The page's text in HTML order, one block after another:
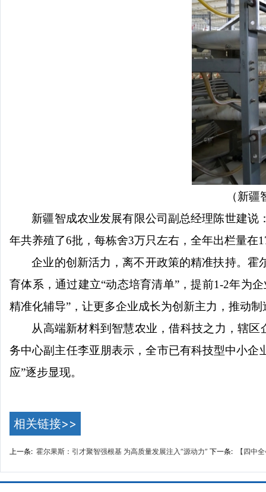
（新
新疆智成农业发展有限公司副总经理陈世建说
年共养殖了6批，每栋舍3万只左右，全年出栏量在
企业的创新活力，离不开政策的精准扶持。霍
育体系，通过建立“动态培育清单”，提前1-2年为
精准化辅导”，让更多企业成长为创新主力，推动
从高端新材料到智慧农业，借科技之力，辖区
务中心副主任李亚朋表示，全市已有科技型中小企
应”逐步显现。
相关链接>>
上一条: 霍尔果斯：引才聚智强根基 为高质量发展注入“源动力” 下一条: 【四中